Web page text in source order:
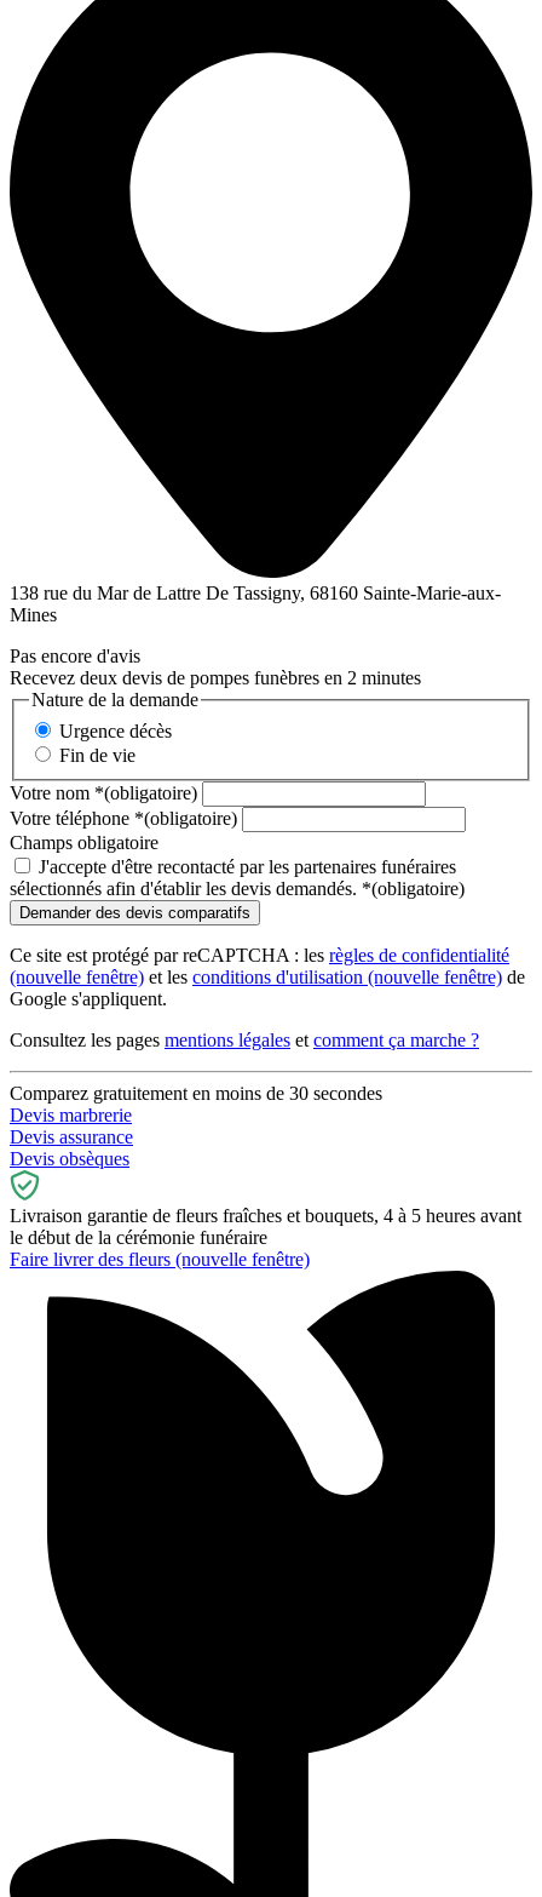
138 rue du Mar de Lattre De Tassigny, 68160 Sainte-Marie-aux-
Mines
Pas encore d'avis
Recevez deux devis de pompes funèbres en 2 minutes
Nature de la demande
Urgence décès
Fin de vie
Votre nom *(obligatoire)
Votre téléphone *(obligatoire)
Champs obligatoire
J'accepte d'être recontacté par les partenaires funéraires
sélectionnés afin d'établir les devis demandés. *(obligatoire)
Ce site est protégé par reCAPTCHA : les règles de confidentialité
(nouvelle fenêtre) et les conditions d'utilisation (nouvelle fenêtre) de
Google s'appliquent.
Consultez les pages mentions légales et comment ça marche ?
Comparez gratuitement en moins de 30 secondes
Devis marbrerie
Devis assurance
Devis obsèques
Livraison garantie de fleurs fraîches et bouquets, 4 à 5 heures avant
le début de la cérémonie funéraire
Faire livrer des fleurs (nouvelle fenêtre)